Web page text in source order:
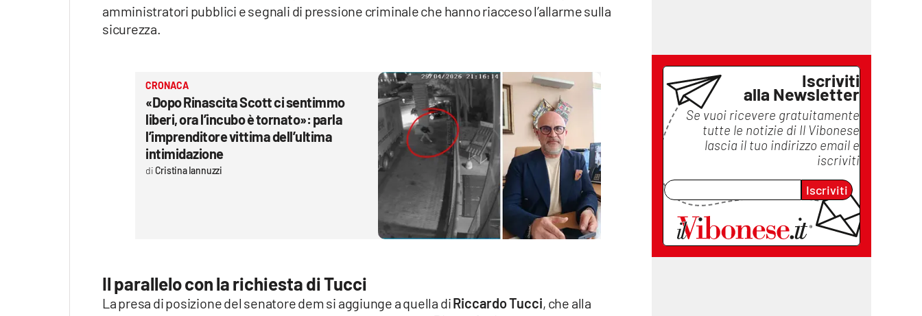
amministratori pubblici e segnali di pressione criminale che hanno riacceso l’allarme sulla
sicurezza.
CRONACA
«Dopo Rinascita Scott ci sentimmo
liberi, ora l’incubo è tornato»: parla
l’imprenditore vittima dell’ultima
intimidazione
Cristina Iannuzzi
Il parallelo con la richiesta di Tucci
La presa di posizione del senatore dem si aggiunge a quella diRiccardo Tucci, che alla
Iscriviti
alla Newsletter
Se vuoi ricevere gratuitamente
tutte le notizie di Il Vibonese
lascia il tuo indirizzo email e
iscriviti
Iscriviti